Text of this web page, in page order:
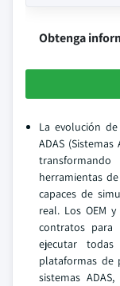
Obtenga
La evolución
ADAS
herramientas
capaces de
real. Los OEM
contratos para
ejecutar
plataformas de
sistemas